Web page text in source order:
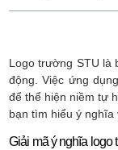
Logo trường STU là
động. Việc ứng
để thể hiện niềm tự
bạn tìm hiểu ý nghĩa
Giải mã ý nghĩa